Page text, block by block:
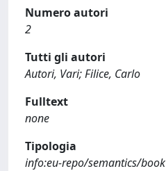
Numero autori
2
Tutti gli autori
Autori, Vari; Filice, Carlo
Fulltext
none
Tipologia
info:eu-repo/semantics/book